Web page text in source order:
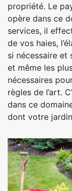
propriété. Le
opère dans ce
services, il
de vos haies,
si nécessaire et
et même les
nécessaires
règles de l’art.
dans ce
dont votre